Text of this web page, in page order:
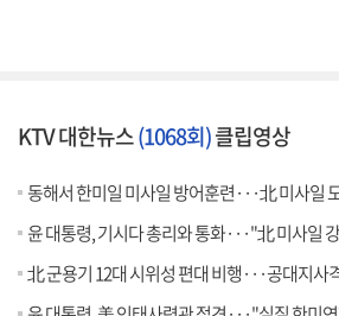
KTV 대한뉴스(1068회)클립영상
동해서 한미일 미사일 방어훈련···北 미사일
윤 대통령, 기시다 총리와 통화···"北 미사일
北 군용기 12대 시위성 편대 비행···공대지사